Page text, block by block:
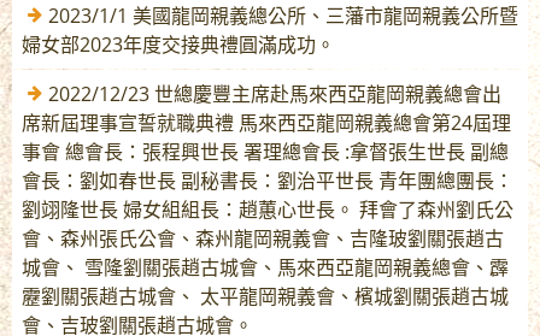
2023/1/1 美國龍岡親義總公所、三藩市龍岡親義公所暨
婦女部2023年度交接典禮圓滿成功。
2022/12/23 世總慶豐主席赴馬來西亞龍岡親義總會出
席新屆理事宣誓就職典禮 馬來西亞龍岡親義總會第24屆理
事會 總會長：張程興世長 署理總會長 :拿督張生世長 副總
會長：劉如春世長 副秘書長：劉治平世長 青年團總團長：
劉翊隆世長 婦女組組長：趙蕙心世長。 拜會了森州劉氏公
會、森州張氏公會、森州龍岡親義會、吉隆玻劉關張趙古
城會、 雪隆劉關張趙古城會、馬來西亞龍岡親義總會、霹
靂劉關張趙古城會、 太平龍岡親義會、檳城劉關張趙古城
會、吉玻劉關張趙古城會。